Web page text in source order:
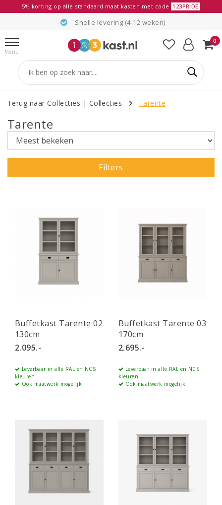
5% korting op alle standaard maat kasten met code 123PRIDE
Snelle levering (4-12 weken)
Menu
0
Terug naar Collecties | Collecties Tarente
Tarente
Filters
Buffetkast Tarente 02
130cm
2.095.-
Leverbaar in alle RAL en NCS
kleuren
Ook maatwerk mogelijk
Buffetkast Tarente 03
170cm
2.695.-
Leverbaar in alle RAL en NCS
kleuren
Ook maatwerk mogelijk